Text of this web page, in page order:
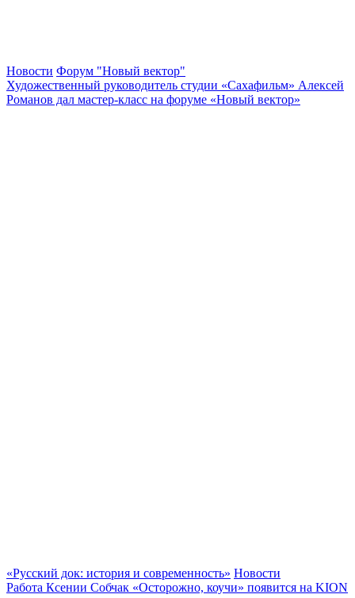
Новости Форум "Новый вектор"
Художественный руководитель студии «Сахафильм» Алексей
Романов дал мастер-класс на форуме «Новый вектор»
«Русский док: история и современность» Новости
Работа Ксении Собчак «Осторожно, коучи» появится на KION